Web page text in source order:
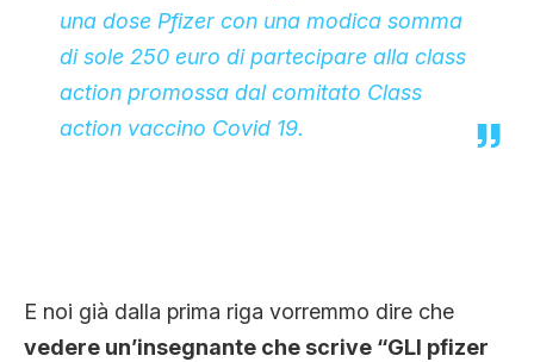
una dose Pfizer con una modica somma
di sole 250 euro di partecipare alla class
action promossa dal comitato Class
action vaccino Covid 19.
E noi già dalla prima riga vorremmo dire che
vedere un’insegnante che scrive “GLI pfizer